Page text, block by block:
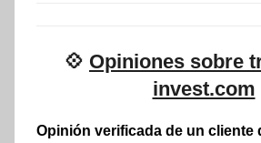
💠 Opiniones sobre
invest.com
Opinión verificada de un cliente